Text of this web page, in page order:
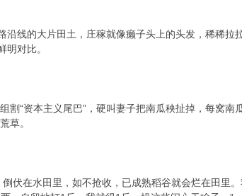
线的大片田土，庄稼就像癞子头上的头发，稀稀拉
对比。
“资本主义尾巴”，硬叫妻子把南瓜秧扯掉，每窝南
草。
在水田里，如不抢收，已成熟稻谷就会烂在田里。